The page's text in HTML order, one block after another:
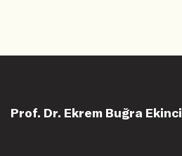
Prof. Dr. Ekrem Buğra Ekinci